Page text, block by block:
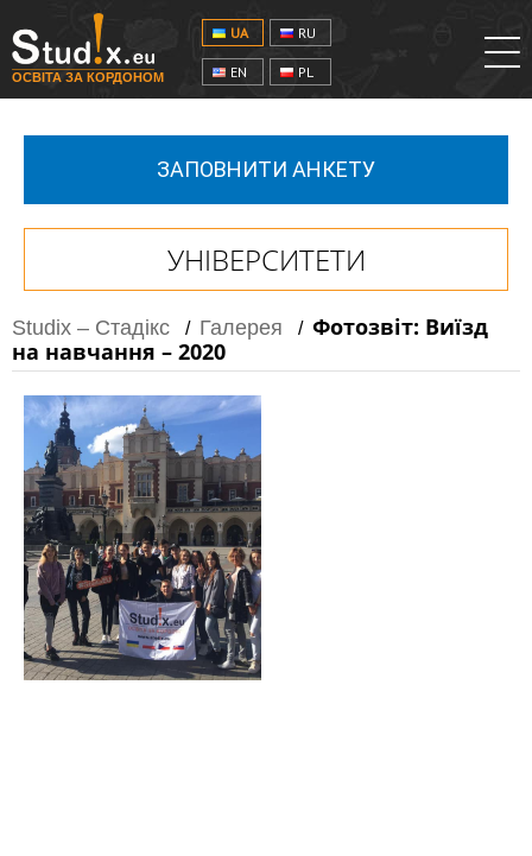
ОСВІТА ЗА КОРДОНОМ
UA RU
EN PL
ЗАПОВНИТИ АНКЕТУ
УНІВЕРСИТЕТИ
Studix – Стадікс / Галерея / Фотозвіт: Виїзд
на навчання – 2020